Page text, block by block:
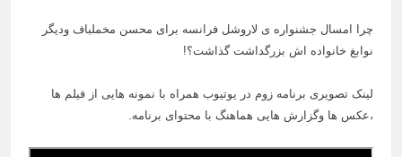
چرا امسال جشنواره ی لاروشل فرانسه برای محسن مخملباف ودیگر
نوابغ خانواده اش بزرگداشت گذاشت؟!
لینک تصویری برنامه زوم در یوتیوب همراه با نمونه هایی از فیلم ها
،عکس ها وگزارش هایی هماهنگ با محتوای برنامه.